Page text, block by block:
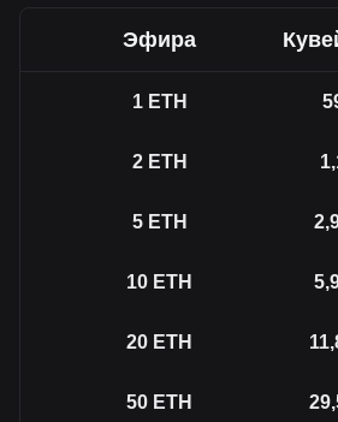
Эфира
1 ETH
2 ETH
5 ETH
10 ETH
20 ETH
50 ETH